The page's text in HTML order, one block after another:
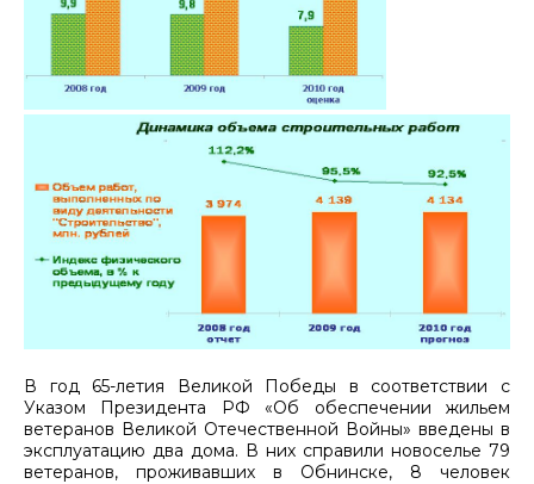
В год 65-летия Великой Победы в соответствии с
Указом Президента РФ «Об обеспечении жильем
ветеранов Великой Отечественной Войны» введены в
эксплуатацию два дома. В них справили новоселье 79
ветеранов, проживавших в Обнинске, 8 человек